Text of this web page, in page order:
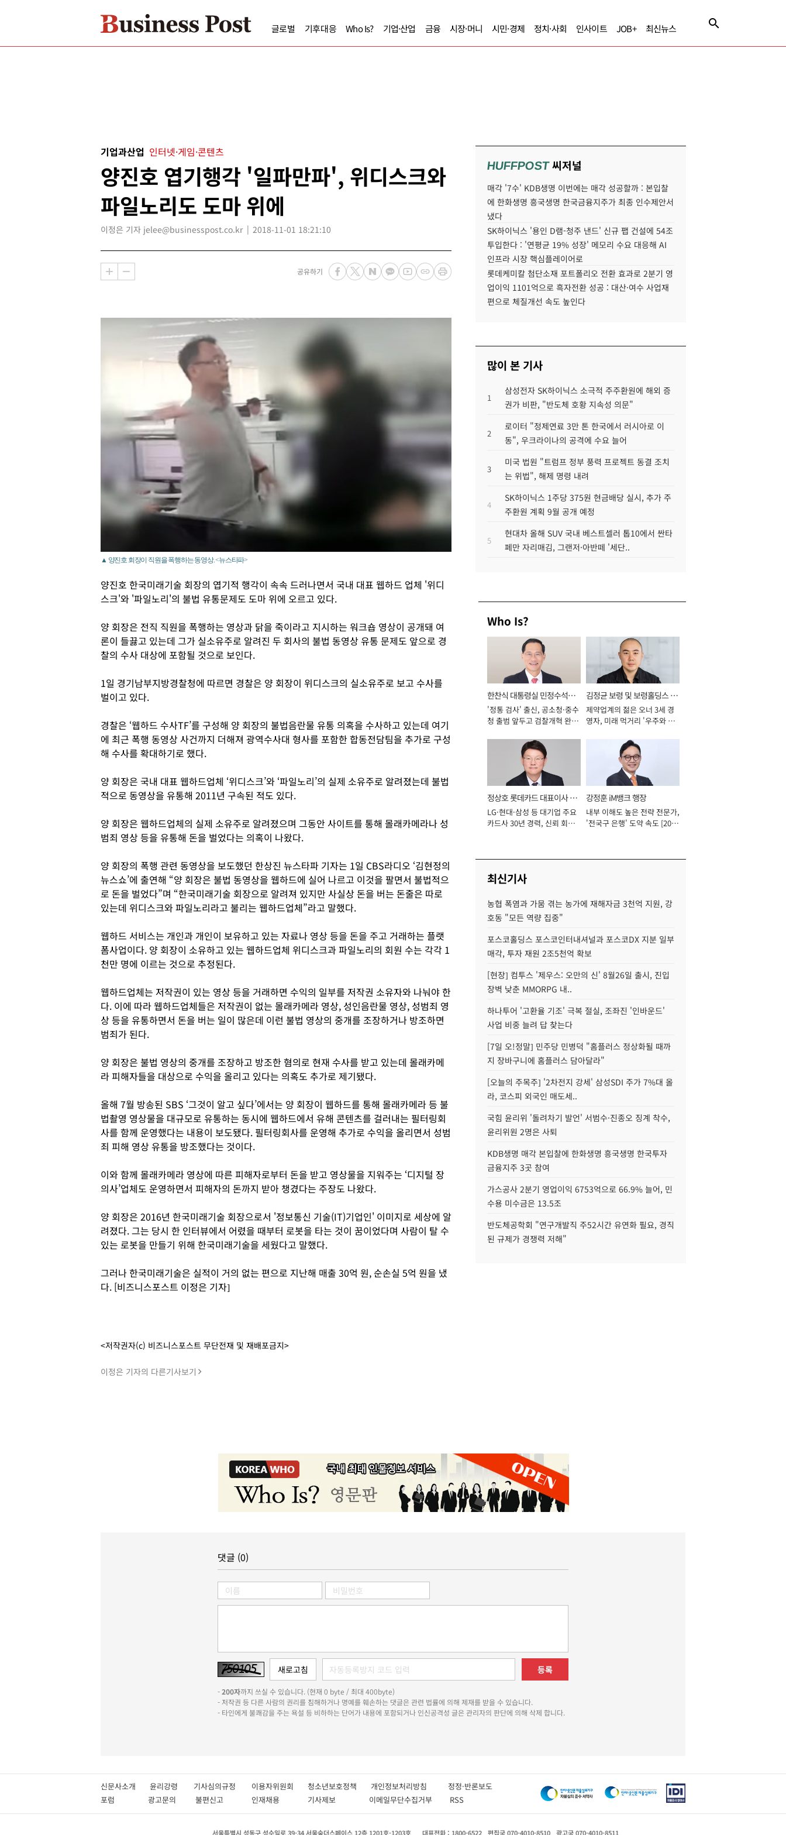
글로벌 기후대응 Who Is? 기업·산업 금융 시장·머니 시민·경제 정치·사회 인사이트 JOB+ 최신뉴스
기업과산업 인터넷·게임·콘텐츠
양진호 엽기행각 '일파만파', 위디스크와
파일노리도 도마 위에
이정은 기자 jelee@businesspost.co.kr 2018-11-01 18:21:10
공유하기
▲ 양진호 회장이 직원을 폭행하는 동영상. <뉴스타파>
양진호 한국미래기술 회장의 엽기적 행각이 속속 드러나면서 국내 대표 웹하드 업체 '위디
스크'와 '파일노리'의 불법 유통문제도 도마 위에 오르고 있다.
양 회장은 전직 직원을 폭행하는 영상과 닭을 죽이라고 지시하는 워크숍 영상이 공개돼 여
론이 들끓고 있는데 그가 실소유주로 알려진 두 회사의 불법 동영상 유통 문제도 앞으로 경
찰의 수사 대상에 포함될 것으로 보인다.
1일 경기남부지방경찰청에 따르면 경찰은 양 회장이 위디스크의 실소유주로 보고 수사를
벌이고 있다.
경찰은 ‘웹하드 수사TF’를 구성해 양 회장의 불법음란물 유통 의혹을 수사하고 있는데 여기
에 최근 폭행 동영상 사건까지 더해져 광역수사대 형사를 포함한 합동전담팀을 추가로 구성
해 수사를 확대하기로 했다.
양 회장은 국내 대표 웹하드업체 ‘위디스크’와 ‘파일노리’의 실제 소유주로 알려졌는데 불법
적으로 동영상을 유통해 2011년 구속된 적도 있다.
양 회장은 웹하드업체의 실제 소유주로 알려졌으며 그동안 사이트를 통해 몰래카메라나 성
범죄 영상 등을 유통해 돈을 벌었다는 의혹이 나왔다.
양 회장의 폭행 관련 동영상을 보도했던 한상진 뉴스타파 기자는 1일 CBS라디오 ‘김현정의
뉴스쇼’에 출연해 “양 회장은 불법 동영상을 웹하드에 실어 나르고 이것을 팔면서 불법적으
로 돈을 벌었다”며 “한국미래기술 회장으로 알려져 있지만 사실상 돈을 버는 돈줄은 따로
있는데 위디스크와 파일노리라고 불리는 웹하드업체”라고 말했다.
웹하드 서비스는 개인과 개인이 보유하고 있는 자료나 영상 등을 돈을 주고 거래하는 플랫
폼사업이다. 양 회장이 소유하고 있는 웹하드업체 위디스크과 파일노리의 회원 수는 각각 1
천만 명에 이르는 것으로 추정된다.
웹하드업체는 저작권이 있는 영상 등을 거래하면 수익의 일부를 저작권 소유자와 나눠야 한
다. 이에 따라 웹하드업체들은 저작권이 없는 몰래카메라 영상, 성인음란물 영상, 성범죄 영
상 등을 유통하면서 돈을 버는 일이 많은데 이런 불법 영상의 중개를 조장하거나 방조하면
범죄가 된다.
양 회장은 불법 영상의 중개를 조장하고 방조한 혐의로 현재 수사를 받고 있는데 몰래카메
라 피해자들을 대상으로 수익을 올리고 있다는 의혹도 추가로 제기됐다.
올해 7월 방송된 SBS ‘그것이 알고 싶다’에서는 양 회장이 웹하드를 통해 몰래카메라 등 불
법촬영 영상물을 대규모로 유통하는 동시에 웹하드에서 유해 콘텐츠를 걸러내는 필터링회
사를 함께 운영했다는 내용이 보도됐다. 필터링회사를 운영해 추가로 수익을 올리면서 성범
죄 피해 영상 유통을 방조했다는 것이다.
이와 함께 몰래카메라 영상에 따른 피해자로부터 돈을 받고 영상물을 지워주는 ‘디지털 장
의사’업체도 운영하면서 피해자의 돈까지 받아 챙겼다는 주장도 나왔다.
양 회장은 2016년 한국미래기술 회장으로서 '정보통신 기술(IT)기업인' 이미지로 세상에 알
려졌다. 그는 당시 한 인터뷰에서 어렸을 때부터 로봇을 타는 것이 꿈이었다며 사람이 탈 수
있는 로봇을 만들기 위해 한국미래기술을 세웠다고 말했다.
그러나 한국미래기술은 실적이 거의 없는 편으로 지난해 매출 30억 원, 순손실 5억 원을 냈
다. [비즈니스포스트 이정은 기자]
<저작권자(c) 비즈니스포스트 무단전재 및 재배포금지>
이정은 기자의 다른기사보기
HUFFPOST씨저널
매각 '7수' KDB생명 이번에는 매각 성공할까 : 본입찰
에 한화생명 흥국생명 한국금융지주가 최종 인수제안서
냈다
SK하이닉스 '용인 D램-청주 낸드' 신규 팹 건설에 54조
투입한다 : '연평균 19% 성장' 메모리 수요 대응해 AI
인프라 시장 핵심플레이어로
롯데케미칼 첨단소재 포트폴리오 전환 효과로 2분기 영
업이익 1101억으로 흑자전환 성공 : 대산·여수 사업재
편으로 체질개선 속도 높인다
많이 본 기사
1
삼성전자 SK하이닉스 소극적 주주환원에 해외 증
권가 비판, "반도체 호황 지속성 의문"
2
로이터 "정제연료 3만 톤 한국에서 러시아로 이
동", 우크라이나의 공격에 수요 늘어
3
미국 법원 "트럼프 정부 풍력 프로젝트 동결 조치
는 위법", 해제 명령 내려
4
SK하이닉스 1주당 375원 현금배당 실시, 추가 주
주환원 계획 9월 공개 예정
5
현대차 올해 SUV 국내 베스트셀러 톱10에서 싼타
페만 자리매김, 그랜저·아반떼 '세단..
Who Is?
한찬식 대통령실 민정수석비
서관
'정통 검사' 출신, 공소청·중수
청 출범 앞두고 검찰개혁 완수
김정균 보령 및 보령홀딩스 대
표이사 사장
제약업계의 젊은 오너 3세 경
영자, 미래 먹거리 '우주와 헬
정상호 롯데카드 대표이사 사
장
LG·현대·삼성 등 대기업 주요
카드사 30년 경력, 신뢰 회복
강정훈 iM뱅크 행장
내부 이해도 높은 전략 전문가,
'전국구 은행' 도약 속도 [2026
최신기사
농협 폭염과 가뭄 겪는 농가에 재해자금 3천억 지원, 강
호동 "모든 역량 집중"
포스코홀딩스 포스코인터내셔널과 포스코DX 지분 일부
매각, 투자 재원 2조5천억 확보
[현장] 컴투스 '제우스: 오만의 신' 8월26일 출시, 진입
장벽 낮춘 MMORPG 내..
하나투어 '고환율 기조' 극복 절실, 조좌진 '인바운드'
사업 비중 늘려 답 찾는다
[7일 오!정말] 민주당 민병덕 "홈플러스 정상화될 때까
지 장바구니에 홈플러스 담아달라"
[오늘의 주목주] '2차전지 강세' 삼성SDI 주가 7%대 올
라, 코스피 외국인 매도세..
국힘 윤리위 '돌려차기 발언' 서범수·진종오 징계 착수,
윤리위원 2명은 사퇴
KDB생명 매각 본입찰에 한화생명 흥국생명 한국투자
금융지주 3곳 참여
가스공사 2분기 영업이익 6753억으로 66.9% 늘어, 민
수용 미수금은 13.5조
반도체공학회 "연구개발직 주52시간 유연화 필요, 경직
된 규제가 경쟁력 저해"
댓글 (0)
등록
-200자까지 쓰실 수 있습니다. (현재 0 byte / 최대 400byte)
- 저작권 등 다른 사람의 권리를 침해하거나 명예를 훼손하는 댓글은 관련 법률에 의해 제재를 받을 수 있습니다.
- 타인에게 불쾌감을 주는 욕설 등 비하하는 단어가 내용에 포함되거나 인신공격성 글은 관리자의 판단에 의해 삭제 합니다.
신문사소개 윤리강령 기사심의규정 이용자위원회 청소년보호정책 개인정보처리방침 정정·반론보도
포럼
광고문의 불편신고 인재채용 기사제보 이메일무단수집거부 RSS
서울특별시 성동구 성수일로 39-34 서울숲더스페이스 12층 1201호-1203호 대표전화 : 1800-6522 편집국 070-4010-8510 광고국 070-4010-8511